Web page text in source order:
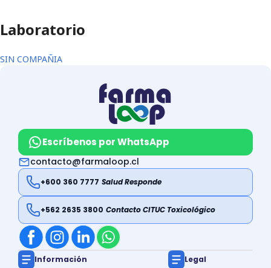
Laboratorio
SIN COMPAÑIA
Escríbenos por WhatsApp
contacto@farmaloop.cl
+600 360 7777 Salud Responde
+562 2635 3800 Contacto CITUC Toxicológico
Información Legal